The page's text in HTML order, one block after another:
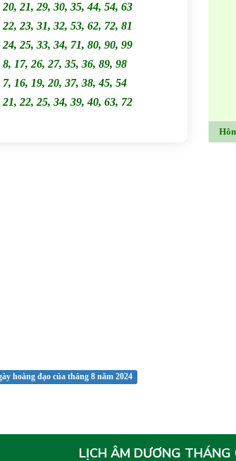
20, 21, 29, 30, 35, 44, 54, 63
22, 23, 31, 32, 53, 62, 72, 81
24, 25, 33, 34, 71, 80, 90, 99
8, 17, 26, 27, 35, 36, 89, 98
7, 16, 19, 20, 37, 38, 45, 54
21, 22, 25, 34, 39, 40, 63, 72
hoàng đạo của tháng 8 năm 2024
LỊCH ÂM DƯƠNG